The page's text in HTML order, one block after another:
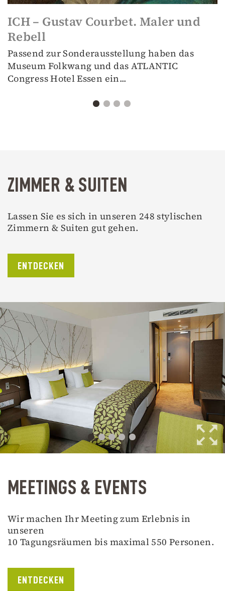
ICH – Gustav Courbet. Maler und
Rebell
Passend zur Sonderausstellung haben das
Museum Folkwang und das ATLANTIC
Congress Hotel Essen ein...
ZIMMER & SUITEN
Lassen Sie es sich in unseren 248 stylischen
Zimmern & Suiten gut gehen.
ENTDECKEN
MEETINGS & EVENTS
Wir machen Ihr Meeting zum Erlebnis in
unseren
10 Tagungsräumen bis maximal 550 Personen.
ENTDECKEN